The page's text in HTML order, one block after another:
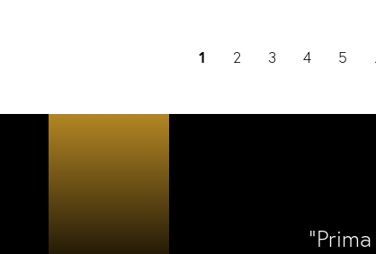
1 2 3 4 5